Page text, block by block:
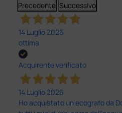
Precedente Successivo
14 Luglio 2026
ottima
Acquirente verificato
14 Luglio 2026
Ho acquistato un ecografo da